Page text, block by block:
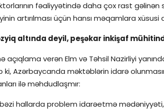
fəaliyyətində daha çox rast
artırılması üçün hansı məqamlara
altında deyil, peşəkar inkişaf
açıqlama verən Elm və Təhsil Nazirliyi
Azərbaycanda məktəblərin idarə
ilə məhdudlaşmır:
hallarda problem idarəetmə